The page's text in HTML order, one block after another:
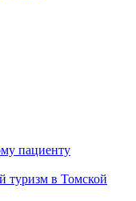
пациенту
туризм в Томской